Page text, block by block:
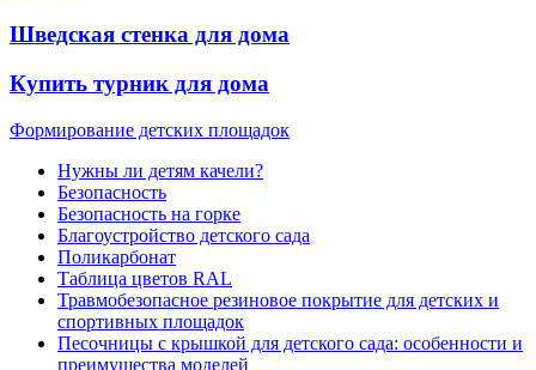
Шведская стенка для дома
Купить турник для дома
Формирование детских площадок
Нужны ли детям качели?
Безопасность
Безопасность на горке
Благоустройство детского сада
Поликарбонат
Таблица цветов RAL
Травмобезопасное резиновое покрытие для детских и
спортивных площадок
Песочницы с крышкой для детского сада: особенности и
преимущества моделей